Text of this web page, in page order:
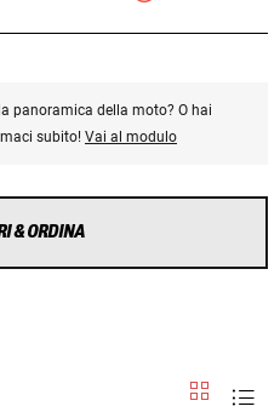
panoramica della moto? O hai
subito! Vai al modulo
& ORDINA